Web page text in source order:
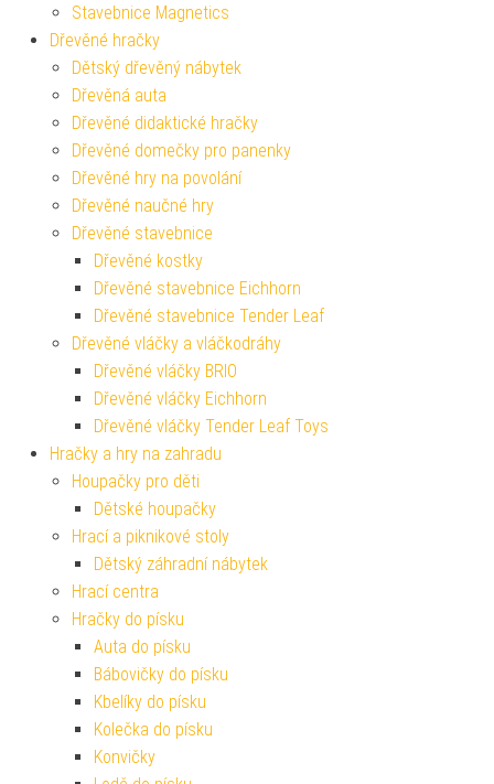
Stavebnice Magnetics
Dřevěné hračky
Dětský dřevěný nábytek
Dřevěná auta
Dřevěné didaktické hračky
Dřevěné domečky pro panenky
Dřevěné hry na povolání
Dřevěné naučné hry
Dřevěné stavebnice
Dřevěné kostky
Dřevěné stavebnice Eichhorn
Dřevěné stavebnice Tender Leaf
Dřevěné vláčky a vláčkodráhy
Dřevěné vláčky BRIO
Dřevěné vláčky Eichhorn
Dřevěné vláčky Tender Leaf Toys
Hračky a hry na zahradu
Houpačky pro děti
Dětské houpačky
Hrací a piknikové stoly
Dětský záhradní nábytek
Hrací centra
Hračky do písku
Auta do písku
Bábovičky do písku
Kbelíky do písku
Kolečka do písku
Konvičky